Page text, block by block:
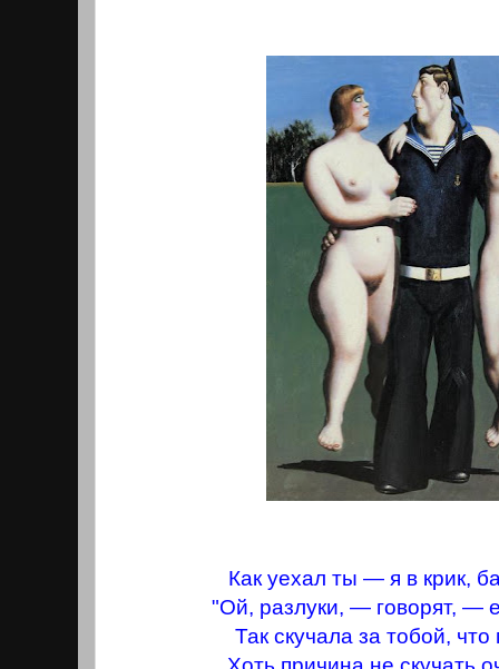
Как уехал ты — я в крик,
"Ой, разлуки, — говорят, —
Так скучала за тобой,